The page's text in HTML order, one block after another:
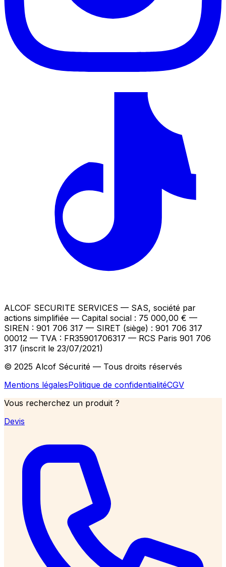
ALCOF SECURITE SERVICES — SAS, société par
actions simplifiée — Capital social : 75 000,00 € —
SIREN : 901 706 317 — SIRET (siège) : 901 706 317
00012 — TVA : FR35901706317 — RCS Paris 901 706
317 (inscrit le 23/07/2021)
© 2025 Alcof Sécurité — Tous droits réservés
Mentions légalesPolitique de confidentialitéCGV
Vous recherchez un produit ?
Devis